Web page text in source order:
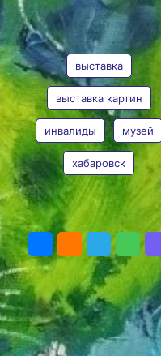
ТЕГИ
выставка
выставка картин
инвалиды музей
хабаровск
ПОДЕЛИТЬСЯ